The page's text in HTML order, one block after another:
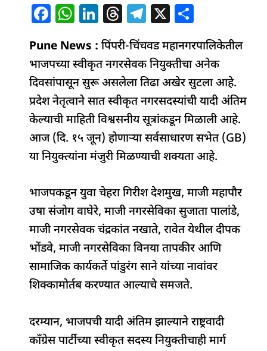
F
c
e
b
o
o
k
W
at
s
A
p
p
Li
n
k
e
dI
n
T
h
re
a
d
s
T
e
g
ra
m
X
ar
e
Pune News :पिंपरी-चिंचवड महानगरपालिकेतील
भाजपच्या स्वीकृत नगरसेवक नियुक्तीचा अनेक
दिवसांपासून सुरू असलेला तिढा अखेर सुटला आहे.
प्रदेश नेतृत्वाने सात स्वीकृत नगरसदस्यांची यादी अंतिम
केल्याची माहिती विश्वसनीय सूत्रांकडून मिळाली आहे.
आज (दि. १५ जून) होणाऱ्या सर्वसाधारण सभेत (GB)
या नियुक्त्यांना मंजुरी मिळण्याची शक्यता आहे.
भाजपकडून युवा चेहरा गिरीश देशमुख, माजी महापौर
उषा संजोग वाघेरे, माजी नगरसेविका सुजाता पालांडे,
माजी नगरसेवक चंद्रकांत नखाते, रावेत येथील दीपक
भोंडवे, माजी नगरसेविका विनया तापकीर आणि
सामाजिक कार्यकर्ते पांडुरंग साने यांच्या नावांवर
शिक्कामोर्तब करण्यात आल्याचे समजते.
दरम्यान, भाजपची यादी अंतिम झाल्याने राष्ट्रवादी
काँग्रेस पार्टीच्या स्वीकृत सदस्य नियुक्तीचाही मार्ग